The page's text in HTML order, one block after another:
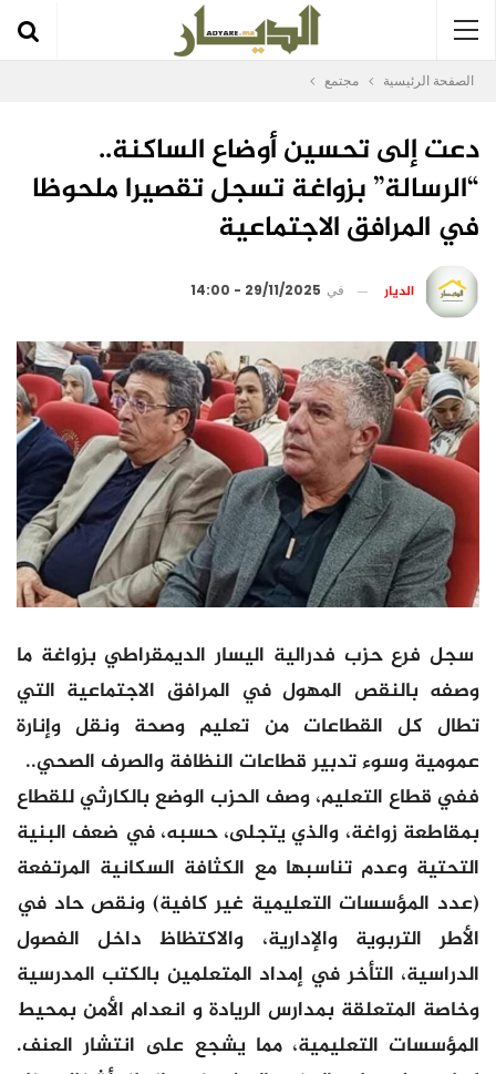
الصفحة الرئيسية مجتمع
دعت إلى تحسين أوضاع الساكنة..
“الرسالة” بزواغة تسجل تقصيرا ملحوظا
في المرافق الاجتماعية
الديار في 29/11/2025 - 14:00
سجل فرع حزب فدرالية اليسار الديمقراطي بزواغة ما
وصفه بالنقص المهول في المرافق الاجتماعية التي
تطال كل القطاعات من تعليم وصحة ونقل وإنارة
عمومية وسوء تدبير قطاعات النظافة والصرف الصحي..
ففي قطاع التعليم، وصف الحزب الوضع بالكارثي للقطاع
بمقاطعة زواغة، والذي يتجلى، حسبه، في ضعف البنية
التحتية وعدم تناسبها مع الكثافة السكانية المرتفعة
(عدد المؤسسات التعليمية غير كافية) ونقص حاد في
الأطر التربوية والإدارية، والاكتظاظ داخل الفصول
الدراسية، التأخر في إمداد المتعلمين بالكتب المدرسية
وخاصة المتعلقة بمدارس الريادة و انعدام الأمن بمحيط
المؤسسات التعليمية، مما يشجع على انتشار العنف.